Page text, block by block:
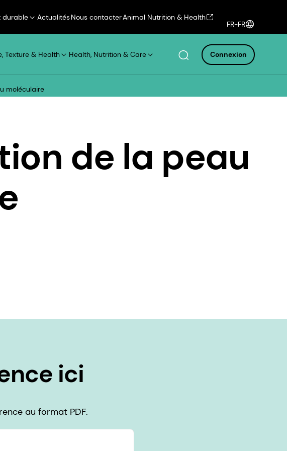
durable ActualitésNous contacterAnimal Nutrition & Health
FR-FR
Texture & Health Health, Nutrition & Care Connexion
moléculaire
de la peau
ici
au format PDF.